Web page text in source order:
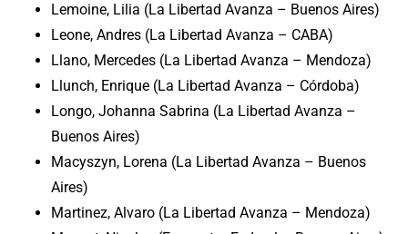
Lemoine, Lilia (La Libertad Avanza – Buenos Aires)
Leone, Andres (La Libertad Avanza – CABA)
Llano, Mercedes (La Libertad Avanza – Mendoza)
Llunch, Enrique (La Libertad Avanza – Córdoba)
Longo, Johanna Sabrina (La Libertad Avanza –
Buenos Aires)
Macyszyn, Lorena (La Libertad Avanza – Buenos
Aires)
Martinez, Alvaro (La Libertad Avanza – Mendoza)